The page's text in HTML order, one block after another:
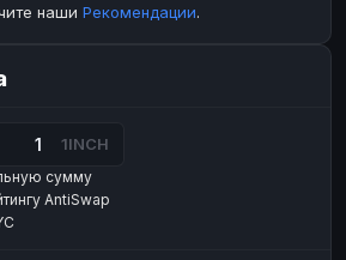
USD
RUB
Payoneer
ЮMoney
КРИПТОБИРЖ
наши Рекомендации.
1INCH
сумму
AntiSwap